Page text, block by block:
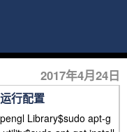
2017年4月24日
行配置
Library$sudo apt-g